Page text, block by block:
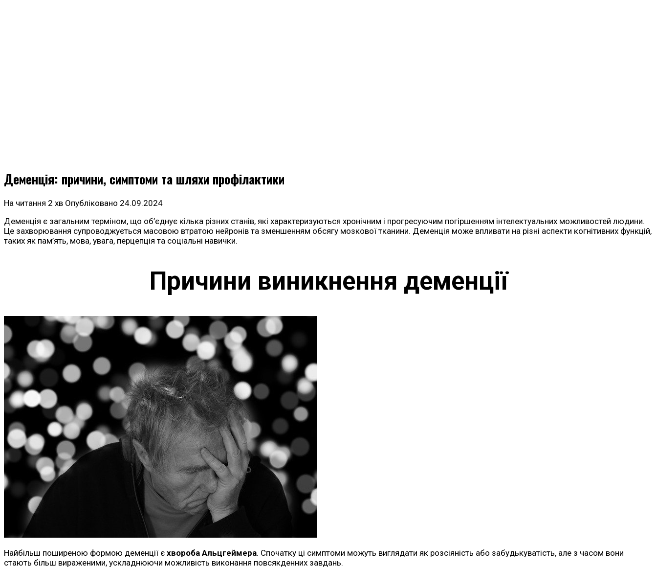
Деменція: причини, симптоми та шляхи профілактики
На читання 2 хв Опубліковано 24.09.2024
Деменція є загальним терміном, що об’єднує кілька різних станів, які характеризуються хронічним і прогресуючим погіршенням інтелектуальних можливостей людини.
Це захворювання супроводжується масовою втратою нейронів та зменшенням обсягу мозкової тканини. Деменція може впливати на різні аспекти когнітивних функцій,
таких як пам’ять, мова, увага, перцепція та соціальні навички.
Причини виникнення деменції
Найбільш поширеною формою деменції є хвороба Альцгеймера. Спочатку ці симптоми можуть виглядати як розсіяність або забудькуватість, але з часом вони
стають більш вираженими, ускладнюючи можливість виконання повсякденних завдань.